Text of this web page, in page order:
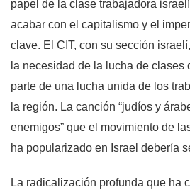
papel de la clase trabajadora
acabar con el capitalismo y el
clave. El CIT, con su sección
la necesidad de la lucha de clases
parte de una lucha unida de los
la región. La canción “judíos y
enemigos” que el movimiento de
ha popularizado en Israel debería
La radicalización profunda que ha